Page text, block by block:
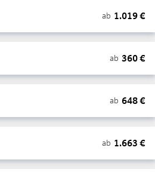
ab 1.019€
ab 360€
ab 648€
ab 1.663 €